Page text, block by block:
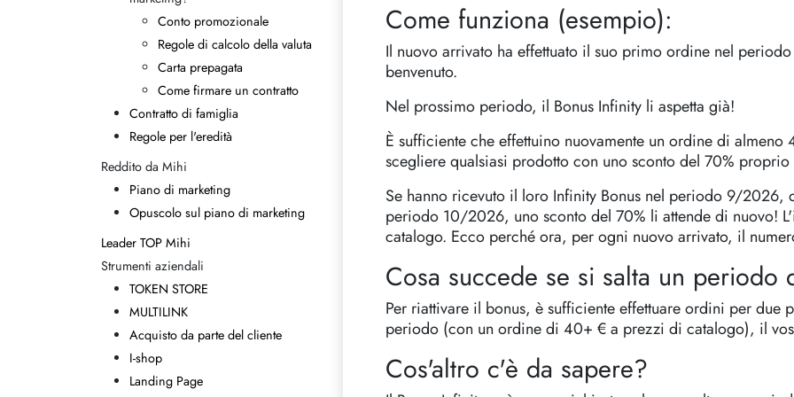
Conto promozionale
Regole di calcolo della valuta
Carta prepagata
Come firmare un contratto
Contratto di famiglia
Regole per l'eredità
Reddito da Mihi
Piano di marketing
Opuscolo sul piano di marketing
Leader TOP Mihi
Strumenti aziendali
TOKEN STORE
MULTILINK
Acquisto da parte del cliente
I-shop
Landing Page
Come funziona (esempio):
Il nuovo arrivato ha effettuato il suo primo ordine nel
benvenuto.
Nel prossimo periodo, il Bonus Infinity li aspetta già!
È sufficiente che effettuino nuovamente un ordine di
scegliere qualsiasi prodotto con uno sconto del 70%
Se hanno ricevuto il loro Infinity Bonus nel periodo 9/2026,
periodo 10/2026, uno sconto del 70% li attende di nuovo!
catalogo. Ecco perché ora, per ogni nuovo arrivato, il
Cosa succede se si salta un periodo
Per riattivare il bonus, è sufficiente effettuare ordini per due
periodo (con un ordine di 40+ € a prezzi di catalogo), il
Cos'altro c'è da sapere?